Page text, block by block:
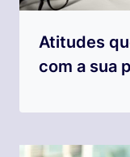
Atitudes
com a sua